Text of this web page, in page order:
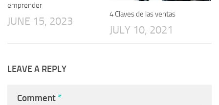
emprender
JUNE 15, 2023
4 Claves de las ventas
JULY 10, 2021
LEAVE A REPLY
Comment *